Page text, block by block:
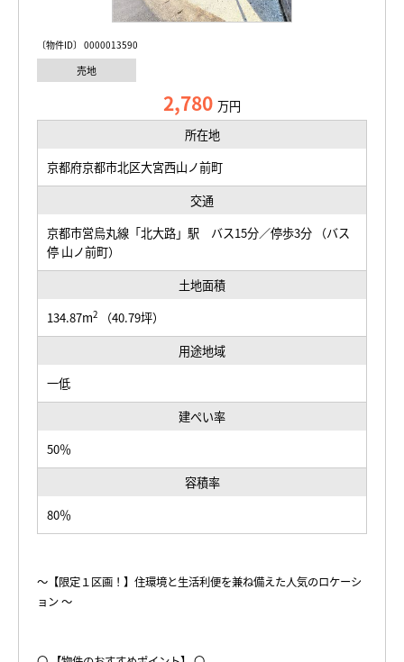
〔物件ID〕 0000013590
売地
2,780 万円
所在地
京都府京都市北区大宮西山ノ前町
交通
京都市営烏丸線「北大路」駅 バス15分／停歩3分 （バス
停 山ノ前町）
土地面積
134.87m2
（40.79坪）
用途地域
一低
建ぺい率
50％
容積率
80％
～【限定１区画！】住環境と生活利便を兼ね備えた人気のロケーシ
ョン ～